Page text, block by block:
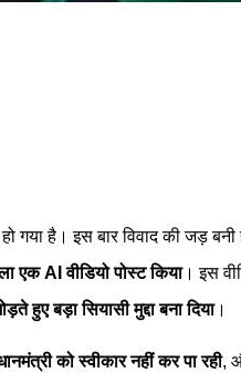
गया है। इस बार विवाद की जड़
एक AI वीडियो पोस्ट किया। इस
बड़ा सियासी मुद्दा बना दिया।
को स्वीकार नहीं कर पा रही,